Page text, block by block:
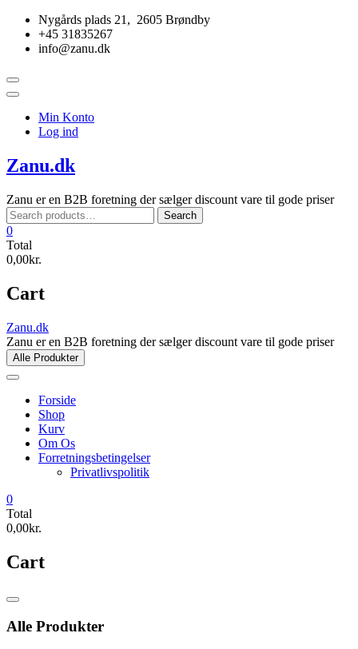
Skip
content
Nygårds plads 21, 2605 Brøndby
+45 31835267
info@zanu.dk
Topbar
Menu
Min Konto
Log ind
Zanu.dk
Zanu er en B2B foretning der sælger discount vare til gode priser
Search
for:
Search
0
Total
0,00kr.
Cart
Zanu.dk
Zanu er en B2B foretning der sælger discount vare til gode priser
Alle Produkter
Forside
Shop
Kurv
Om Os
Forretningsbetingelser
Privatlivspolitik
0
Total
0,00kr.
Cart
Catalog
Alle Produkter